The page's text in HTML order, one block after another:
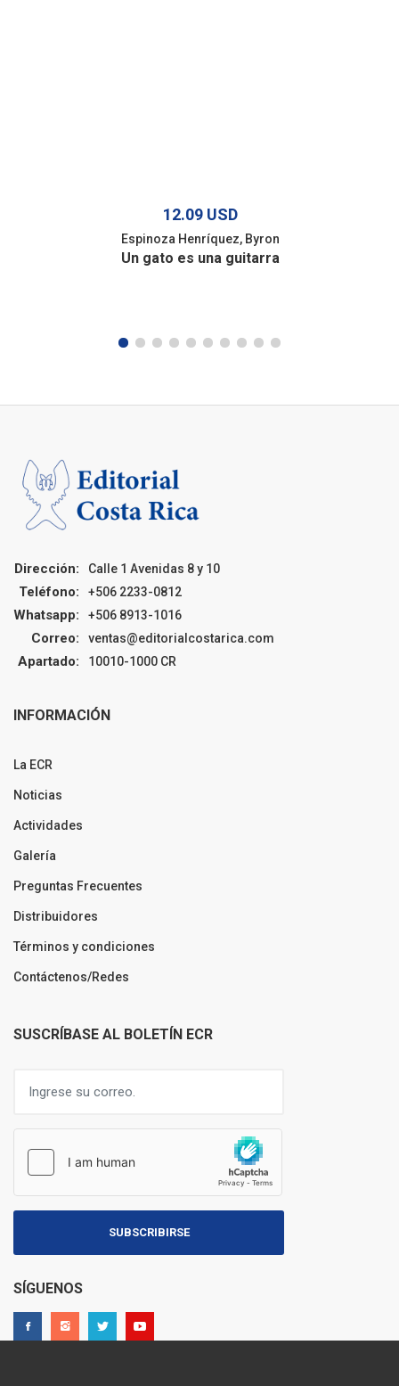
12.09 USD
Espinoza Henríquez, Byron
Un gato es una guitarra
Dirección: Calle 1 Avenidas 8 y 10
Teléfono: +506 2233-0812
Whatsapp: +506 8913-1016
Correo: ventas@editorialcostarica.com
Apartado: 10010-1000 CR
INFORMACIÓN
La ECR
Noticias
Actividades
Galería
Preguntas Frecuentes
Distribuidores
Términos y condiciones
Contáctenos/Redes
SUSCRÍBASE AL BOLETÍN ECR
SUBSCRIBIRSE
SÍGUENOS